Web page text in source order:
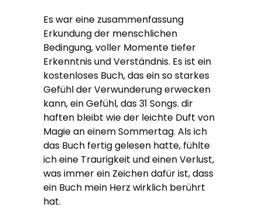
Es war eine zusammenfassung
Erkundung der menschlichen
Bedingung, voller Momente tiefer
Erkenntnis und Verständnis. Es ist ein
kostenloses Buch, das ein so starkes
Gefühl der Verwunderung erwecken
kann, ein Gefühl, das 31 Songs. dir
haften bleibt wie der leichte Duft von
Magie an einem Sommertag. Als ich
das Buch fertig gelesen hatte, fühlte
ich eine Traurigkeit und einen Verlust,
was immer ein Zeichen dafür ist, dass
ein Buch mein Herz wirklich berührt
hat.